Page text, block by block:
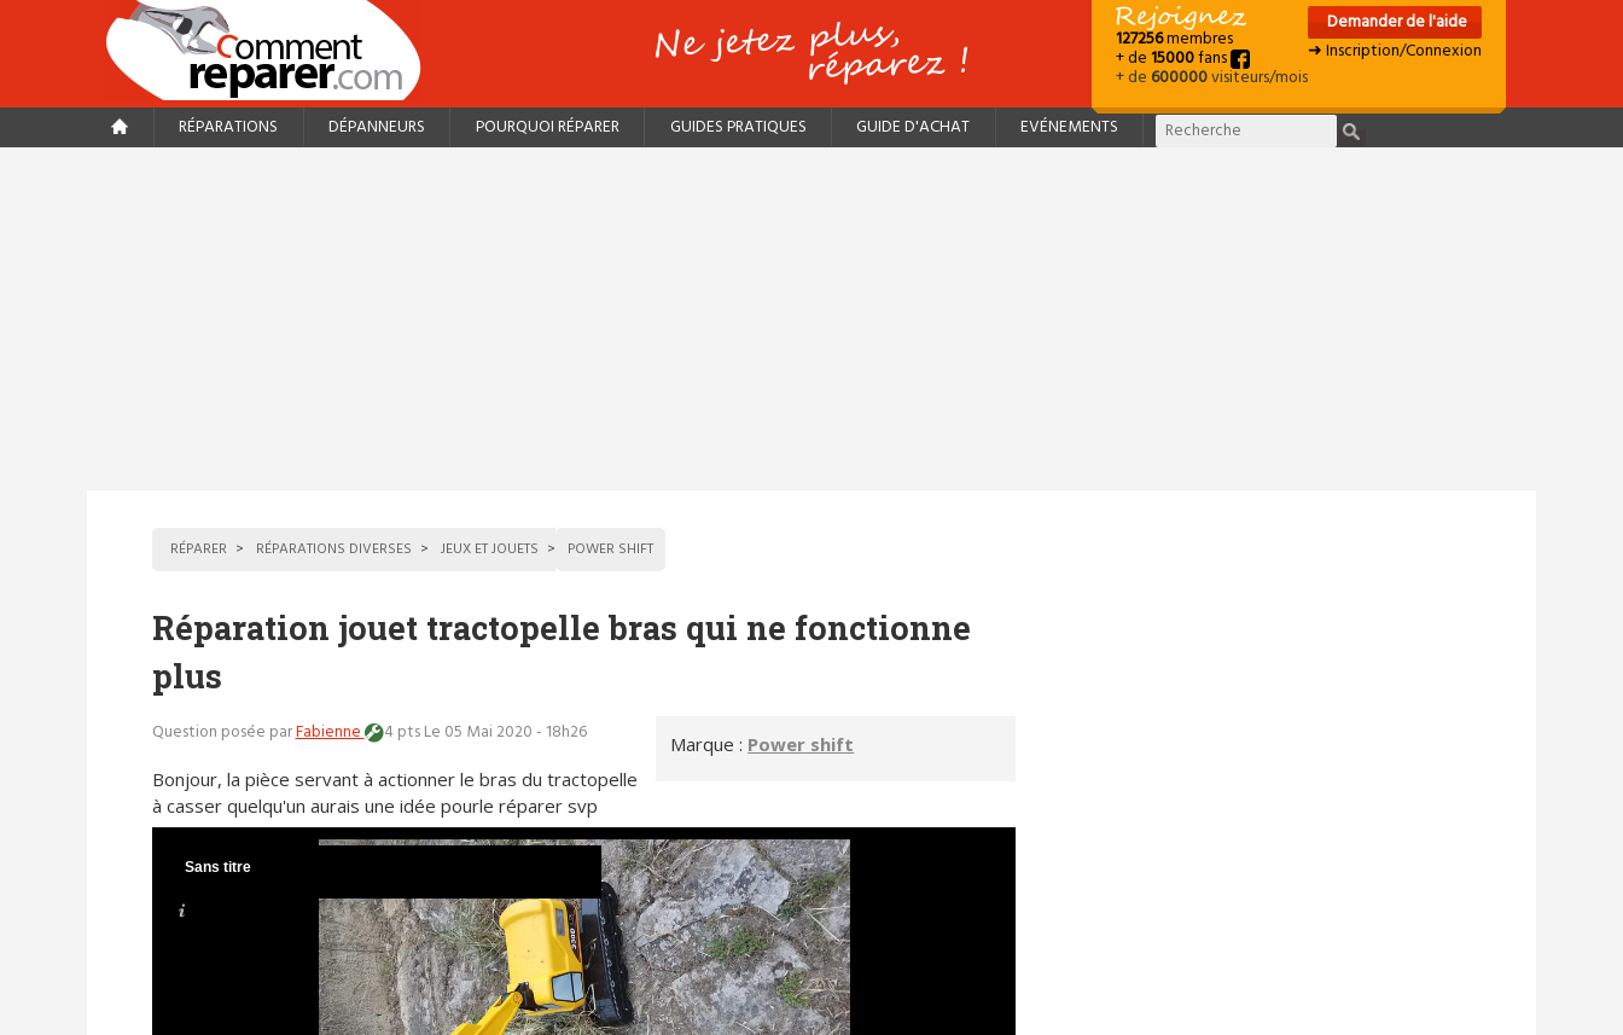
127256membres
+ de15000fans
+ de600000visiteurs/mois
Demander de l'aide
➜ Inscription/Connexion
RÉPARATIONS DÉPANNEURS POURQUOI RÉPARER GUIDES PRATIQUES GUIDE D'ACHAT EVÉNEMENTS
RÉPARER RÉPARATIONS DIVERSES JEUX ET JOUETS POWER SHIFT
Réparation jouet tractopelle bras qui ne fonctionne
plus
Marque : Power shift
Question posée parFabienne 4 ptsLe 05 Mai 2020 - 18h26
Bonjour, la pièce servant à actionner le bras du tractopelle
à casser quelqu'un aurais une idée pourle réparer svp
Sans titre